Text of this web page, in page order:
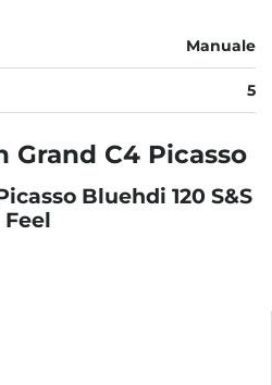
Manuale
5
Grand C4 Picasso
Bluehdi 120 S&S
Feel